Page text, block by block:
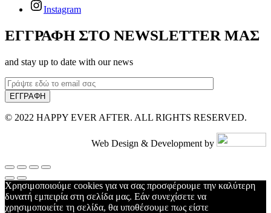
Instagram
ΕΓΓΡΑΦΗ ΣΤΟ NEWSLETTER ΜΑΣ
and stay up to date with our news
© 2022 HAPPY EVER AFTER. ALL RIGHTS RESERVED.
Web Design & Development by
Χρησιμοποιούμε cookies για να σας προσφέρουμε την καλύτερη
δυνατή εμπειρία στη σελίδα μας. Εάν συνεχίσετε να
χρησιμοποιείτε τη σελίδα, θα υποθέσουμε πως είστε